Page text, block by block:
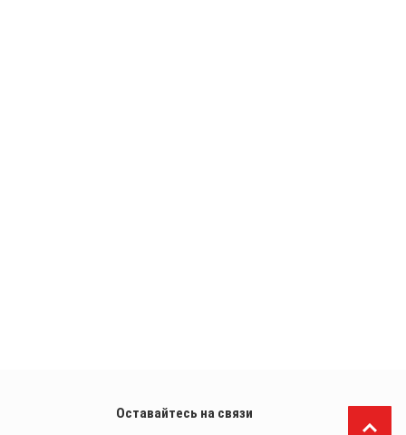
Оставайтесь на связи